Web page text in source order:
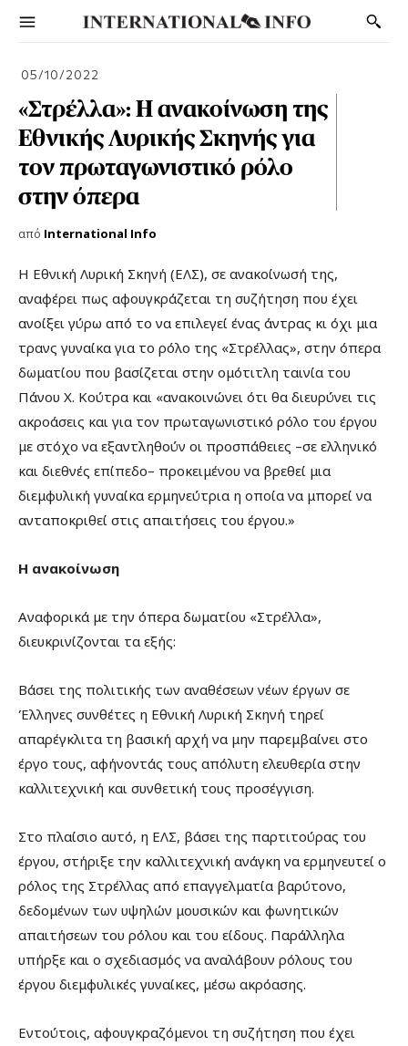
05/10/2022
«Στρέλλα»: Η ανακοίνωση της
Εθνικής Λυρικής Σκηνής για
τον πρωταγωνιστικό ρόλο
στην όπερα
από International Info
Η Εθνική Λυρική Σκηνή (ΕΛΣ), σε ανακοίνωσή της,
αναφέρει πως αφουγκράζεται τη συζήτηση που έχει
ανοίξει γύρω από το να επιλεγεί ένας άντρας κι όχι μια
τρανς γυναίκα για το ρόλο της «Στρέλλας», στην όπερα
δωματίου που βασίζεται στην ομότιτλη ταινία του
Πάνου Χ. Κούτρα και «ανακοινώνει ότι θα διευρύνει τις
ακροάσεις και για τον πρωταγωνιστικό ρόλο του έργου
με στόχο να εξαντληθούν οι προσπάθειες –σε ελληνικό
και διεθνές επίπεδο– προκειμένου να βρεθεί μια
διεμφυλική γυναίκα ερμηνεύτρια η οποία να μπορεί να
ανταποκριθεί στις απαιτήσεις του έργου.»
Η ανακοίνωση
Αναφορικά με την όπερα δωματίου «Στρέλλα»,
διευκρινίζονται τα εξής:
Βάσει της πολιτικής των αναθέσεων νέων έργων σε
Έλληνες συνθέτες η Εθνική Λυρική Σκηνή τηρεί
απαρέγκλιτα τη βασική αρχή να μην παρεμβαίνει στο
έργο τους, αφήνοντάς τους απόλυτη ελευθερία στην
καλλιτεχνική και συνθετική τους προσέγγιση.
Στο πλαίσιο αυτό, η ΕΛΣ, βάσει της παρτιτούρας του
έργου, στήριξε την καλλιτεχνική ανάγκη να ερμηνευτεί ο
ρόλος της Στρέλλας από επαγγελματία βαρύτονο,
δεδομένων των υψηλών μουσικών και φωνητικών
απαιτήσεων του ρόλου και του είδους. Παράλληλα
υπήρξε και ο σχεδιασμός να αναλάβουν ρόλους του
έργου διεμφυλικές γυναίκες, μέσω ακρόασης.
Εντούτοις, αφουγκραζόμενοι τη συζήτηση που έχει